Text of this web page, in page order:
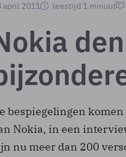
april 2011
leestijd 1 minuut
bespiegelingen
Nokia, in een
nu meer dan 200